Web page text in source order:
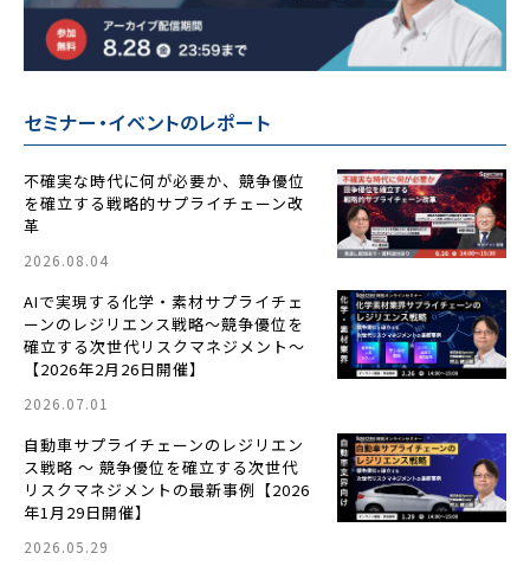
セミナー・イベントのレポート
不確実な時代に何が必要か、競争優位
を確立する戦略的サプライチェーン改
革
2026.08.04
AIで実現する化学・素材サプライチェ
ーンのレジリエンス戦略〜競争優位を
確立する次世代リスクマネジメント〜
【2026年2月26日開催】
2026.07.01
自動車サプライチェーンのレジリエン
ス戦略 ～ 競争優位を確立する次世代
リスクマネジメントの最新事例【2026
年1月29日開催】
2026.05.29